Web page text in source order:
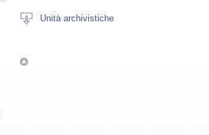
Unità archivistiche